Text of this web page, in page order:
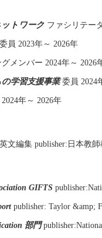
トワーク ファシリテー
員 2023年～ 2026年
メンバー 2024年～ 2026
学習支援事業委員 2024
年～ 2026年
文編集 publisher:日本教
GIFTS
publisher: Taylor &amp;
部門